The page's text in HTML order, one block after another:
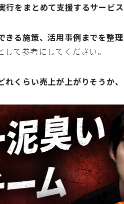
行をまとめて支援するサービス
る施策、活用事例までを整
て参考にしてください。
くらい売上が上がりそうか